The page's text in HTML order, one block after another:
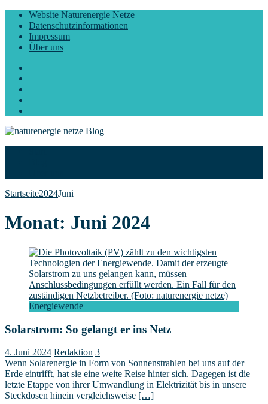
Website Naturenergie Netze
Datenschutzinformationen
Impressum
Über uns
Startseite2024Juni
Monat: Juni 2024
Energiewende
Solarstrom: So gelangt er ins Netz
4. Juni 2024 Redaktion 3
Wenn Solarenergie in Form von Sonnenstrahlen bei uns auf der
Erde eintrifft, hat sie eine weite Reise hinter sich. Dagegen ist die
letzte Etappe von ihrer Umwandlung in Elektrizität bis in unsere
Steckdosen hinein vergleichsweise […]